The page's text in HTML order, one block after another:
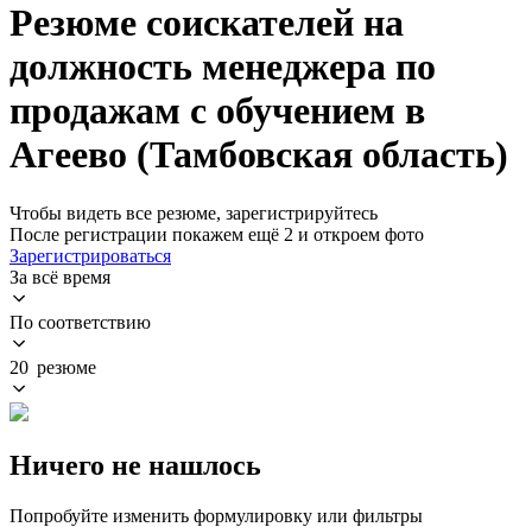
Резюме соискателей на
должность менеджера по
продажам с обучением в
Агеево (Тамбовская область)
Чтобы видеть все резюме, зарегистрируйтесь
После регистрации покажем ещё 2 и откроем фото
Зарегистрироваться
За всё время
По соответствию
20 резюме
Ничего не нашлось
Попробуйте изменить формулировку или фильтры